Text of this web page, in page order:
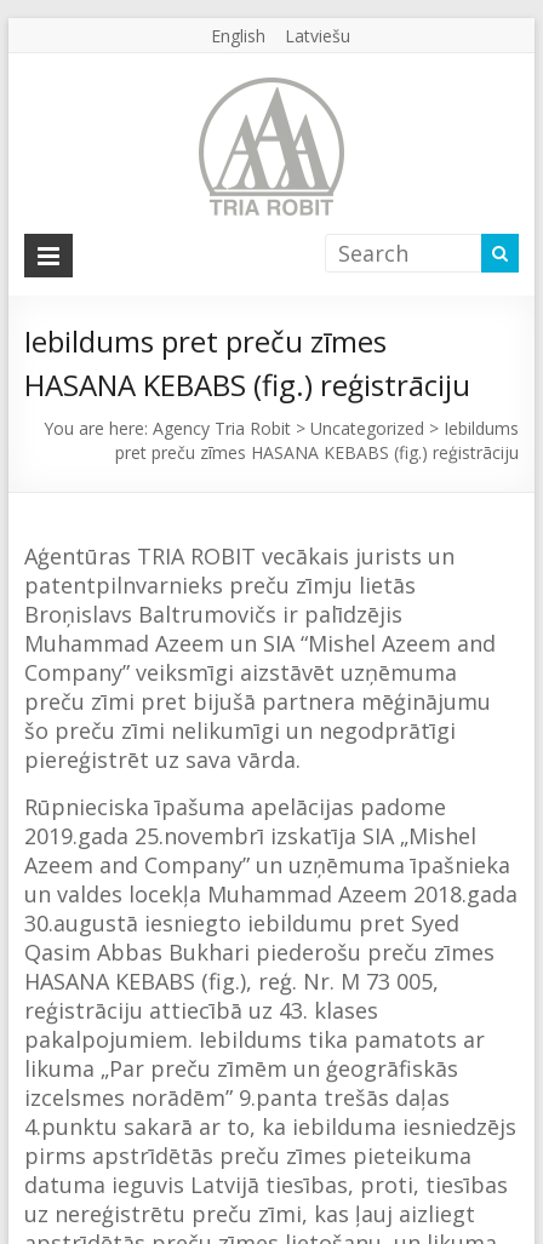
English Latviešu
Agency
Robit
Agency
Robit
Iebildums pret preču zīmes
HASANA KEBABS (fig.) reģistrāciju
You are here:Agency Tria Robit >Uncategorized > Iebildums
pret preču zīmes HASANA KEBABS (fig.) reģistrāciju
Aģentūras TRIA ROBIT vecākais jurists un
patentpilnvarnieks preču zīmju lietās
Broņislavs Baltrumovičs ir palīdzējis
Muhammad Azeem un SIA “Mishel Azeem and
Company” veiksmīgi aizstāvēt uzņēmuma
preču zīmi pret bijušā partnera mēģinājumu
šo preču zīmi nelikumīgi un negodprātīgi
piereģistrēt uz sava vārda.
Rūpnieciska īpašuma apelācijas padome
2019.gada 25.novembrī izskatīja SIA „Mishel
Azeem and Company” un uzņēmuma īpašnieka
un valdes locekļa Muhammad Azeem 2018.gada
30.augustā iesniegto iebildumu pret Syed
Qasim Abbas Bukhari piederošu preču zīmes
HASANA KEBABS (fig.), reģ. Nr. M 73 005,
reģistrāciju attiecībā uz 43. klases
pakalpojumiem. Iebildums tika pamatots ar
likuma „Par preču zīmēm un ģeogrāfiskās
izcelsmes norādēm” 9.panta trešās daļas
4.punktu sakarā ar to, ka iebilduma iesniedzējs
pirms apstrīdētās preču zīmes pieteikuma
datuma ieguvis Latvijā tiesības, proti, tiesības
uz nereģistrētu preču zīmi, kas ļauj aizliegt